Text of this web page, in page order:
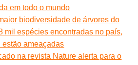
em todo o mundo
biodiversidade de árvores do
mil espécies encontradas no país,
estão ameaçadas
na revista Nature alerta para o